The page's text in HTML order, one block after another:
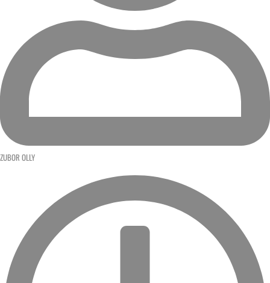
ZUBOR OLLY